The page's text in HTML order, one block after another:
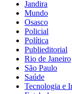
Jandira
Mundo
Osasco
Policial
Política
Publieditorial
Rio de Janeiro
São Paulo
Saúde
Tecnologia e